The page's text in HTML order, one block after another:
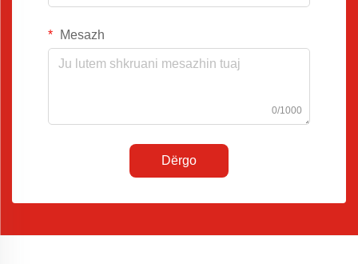
Mesazh
0/1000
Dërgo